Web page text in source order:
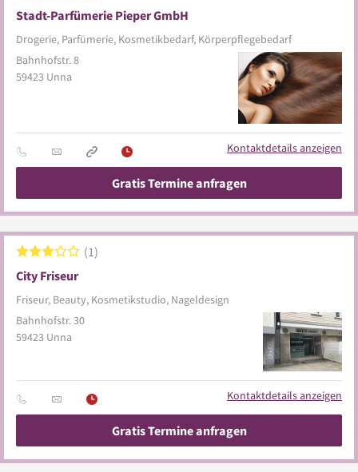
Stadt-Parfümerie Pieper GmbH
Drogerie, Parfümerie, Kosmetikbedarf, Körperpflegebedarf
Bahnhofstr. 8
59423 Unna
Kontaktdetails anzeigen
Gratis Termine anfragen
City Friseur
Friseur, Beauty, Kosmetikstudio, Nageldesign
1
Bahnhofstr. 30
59423 Unna
Kontaktdetails anzeigen
Gratis Termine anfragen